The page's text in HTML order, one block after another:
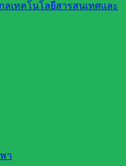
ลเทคโนโลยีสารสนเทศและ
า